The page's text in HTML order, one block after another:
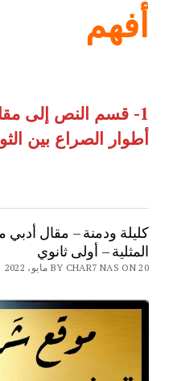
أفهم
1- قسم النص إلى
أطوار الصراع بين
كليلة ودمنة – مقال أدبي
المثلية – أولى ثانوي
BY CHAR7 NAS ON 20 مايو، 2022